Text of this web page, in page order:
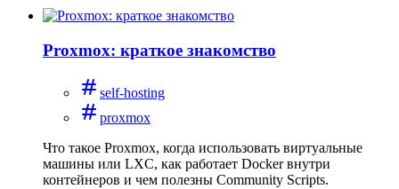
Proxmox: краткое знакомство
self-hosting
proxmox
Что такое Proxmox, когда использовать виртуальные
машины или LXC, как работает Docker внутри
контейнеров и чем полезны Community Scripts.